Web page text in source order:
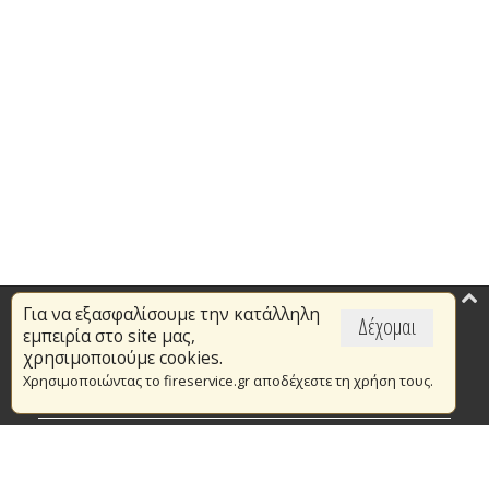
Δέχομαι
Για να εξασφαλίσουμε την κατάλληλη
εμπειρία στο site μας,
χρησιμοποιούμε cookies.
Χρησιμοποιώντας το fireservice.gr αποδέχεστε τη χρήση τους.
Επικαιρότητα
Το Πυροσβεστικό Σώμα